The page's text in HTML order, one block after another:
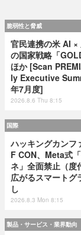
脆弱性と脅威
官民連携の米 AI ×
の国家戦略「
ほか [Scan
ly Executive
年7月度]
2026.8.6 Thu 8:15
国際
ハッキングカンフ
F CON、Meta式
ネ」全面禁止（度
広がるスマートグ
し
2026.8.3 Mon 8:15
製品・サービス・業界動向